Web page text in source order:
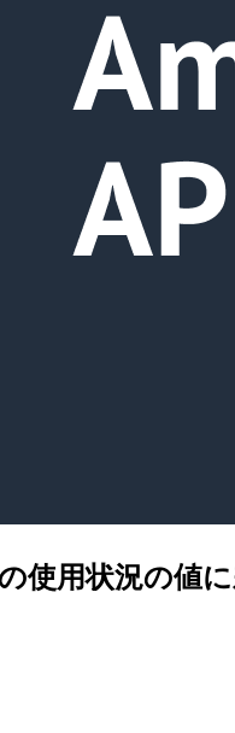
使用状況の値